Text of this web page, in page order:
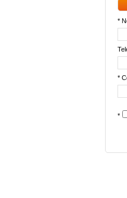
*
*
*